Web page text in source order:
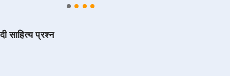
साहित्य प्रश्न